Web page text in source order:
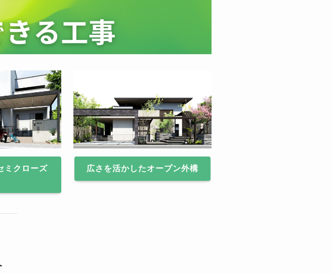
ミクローズ
広さを活かしたオープン外構